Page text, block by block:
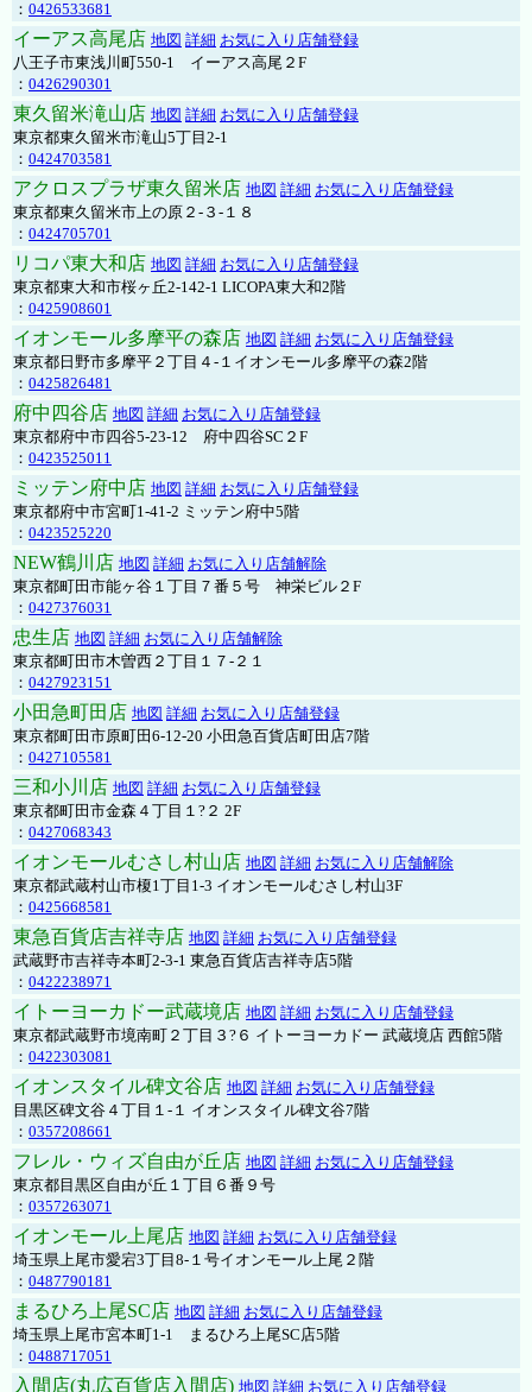
： 0426533681
イーアス高尾店 地図 詳細 お気に入り店舗登録
八王子市東浅川町550-1 イーアス高尾２F
： 0426290301
東久留米滝山店 地図 詳細 お気に入り店舗登録
東京都東久留米市滝山5丁目2-1
： 0424703581
アクロスプラザ東久留米店 地図 詳細 お気に入り店舗登録
東京都東久留米市上の原２-３-１８
： 0424705701
リコパ東大和店 地図 詳細 お気に入り店舗登録
東京都東大和市桜ヶ丘2-142-1 LICOPA東大和2階
： 0425908601
イオンモール多摩平の森店 地図 詳細 お気に入り店舗登録
東京都日野市多摩平２丁目４-１イオンモール多摩平の森2階
： 0425826481
府中四谷店 地図 詳細 お気に入り店舗登録
東京都府中市四谷5-23-12 府中四谷SC２F
： 0423525011
ミッテン府中店 地図 詳細 お気に入り店舗登録
東京都府中市宮町1-41-2 ミッテン府中5階
： 0423525220
NEW鶴川店 地図 詳細 お気に入り店舗解除
東京都町田市能ヶ谷１丁目７番５号 神栄ビル２F
： 0427376031
忠生店 地図 詳細 お気に入り店舗解除
東京都町田市木曽西２丁目１７-２１
： 0427923151
小田急町田店 地図 詳細 お気に入り店舗登録
東京都町田市原町田6-12-20 小田急百貨店町田店7階
： 0427105581
三和小川店 地図 詳細 お気に入り店舗登録
東京都町田市金森４丁目１?２ 2F
： 0427068343
イオンモールむさし村山店 地図 詳細 お気に入り店舗解除
東京都武蔵村山市榎1丁目1-3 イオンモールむさし村山3F
： 0425668581
東急百貨店吉祥寺店 地図 詳細 お気に入り店舗登録
武蔵野市吉祥寺本町2-3-1 東急百貨店吉祥寺店5階
： 0422238971
イトーヨーカドー武蔵境店 地図 詳細 お気に入り店舗登録
東京都武蔵野市境南町２丁目３?６ イトーヨーカドー 武蔵境店 西館5階
： 0422303081
イオンスタイル碑文谷店 地図 詳細 お気に入り店舗登録
目黒区碑文谷４丁目１-１ イオンスタイル碑文谷7階
： 0357208661
フレル・ウィズ自由が丘店 地図 詳細 お気に入り店舗登録
東京都目黒区自由が丘１丁目６番９号
： 0357263071
イオンモール上尾店 地図 詳細 お気に入り店舗登録
埼玉県上尾市愛宕3丁目8-１号イオンモール上尾２階
： 0487790181
まるひろ上尾SC店 地図 詳細 お気に入り店舗登録
埼玉県上尾市宮本町1-1 まるひろ上尾SC店5階
： 0488717051
入間店(丸広百貨店入間店) 地図 詳細 お気に入り店舗登録